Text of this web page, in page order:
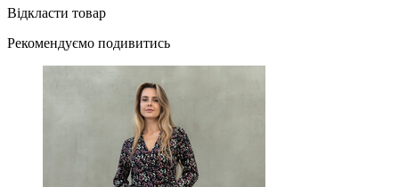
Відкласти товар
Рекомендуємо подивитись